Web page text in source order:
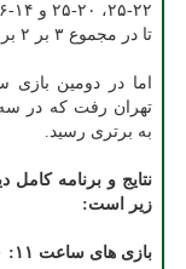
تا در مجموع ۳ بر ۲ برنده بازی شوند.
به برتری رسید.
نتایج و برنامه کامل
زیر است:
بازی های ساعت ۱۱: ۰۰